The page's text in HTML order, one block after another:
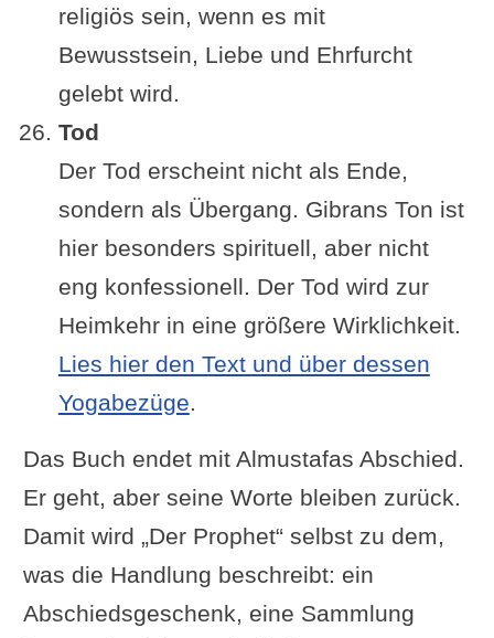
religiös sein, wenn es mit
Bewusstsein, Liebe und Ehrfurcht
gelebt wird.
Tod
Der Tod erscheint nicht als Ende,
sondern als Übergang. Gibrans Ton ist
hier besonders spirituell, aber nicht
eng konfessionell. Der Tod wird zur
Heimkehr in eine größere Wirklichkeit.
Lies hier den Text und über dessen
Yogabezüge.
Das Buch endet mit Almustafas Abschied.
Er geht, aber seine Worte bleiben zurück.
Damit wird „Der Prophet“ selbst zu dem,
was die Handlung beschreibt: ein
Abschiedsgeschenk, eine Sammlung